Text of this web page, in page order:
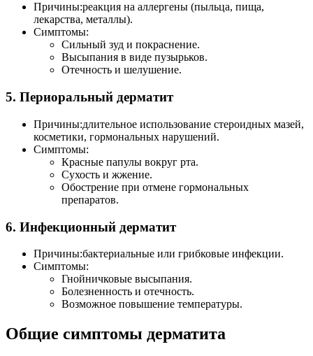
Причины:реакция на аллергены (пыльца, пища,
лекарства, металлы).
Симптомы:
Сильный зуд и покраснение.
Высыпания в виде пузырьков.
Отечность и шелушение.
5. Периоральный дерматит
Причины:длительное использование стероидных мазей,
косметики, гормональных нарушений.
Симптомы:
Красные папулы вокруг рта.
Сухость и жжение.
Обострение при отмене гормональных
препаратов.
6. Инфекционный дерматит
Причины:бактериальные или грибковые инфекции.
Симптомы:
Гнойничковые высыпания.
Болезненность и отечность.
Возможное повышение температуры.
Общие симптомы дерматита